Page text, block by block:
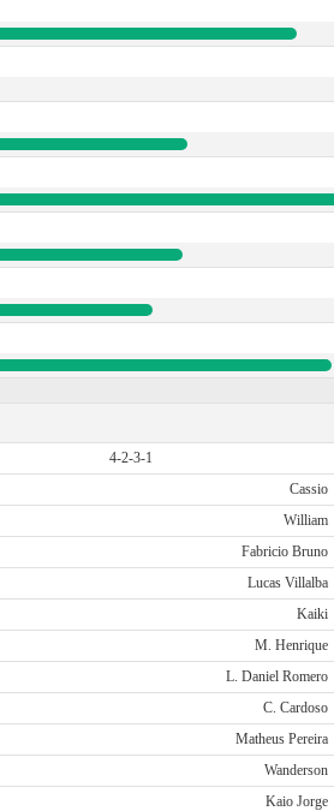
4-2-3-1
Cassio
William
Fabricio Bruno
Lucas Villalba
Kaiki
M. Henrique
L. Daniel Romero
C. Cardoso
Matheus Pereira
Wanderson
Kaio Jorge